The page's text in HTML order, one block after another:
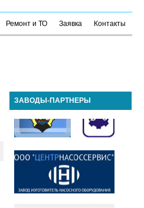
Ремонт и ТО Заявка Контакты
ЗАВОДЫ-ПАРТНЕРЫ